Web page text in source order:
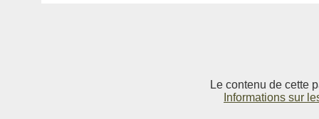
Le contenu de cette
Informations sur